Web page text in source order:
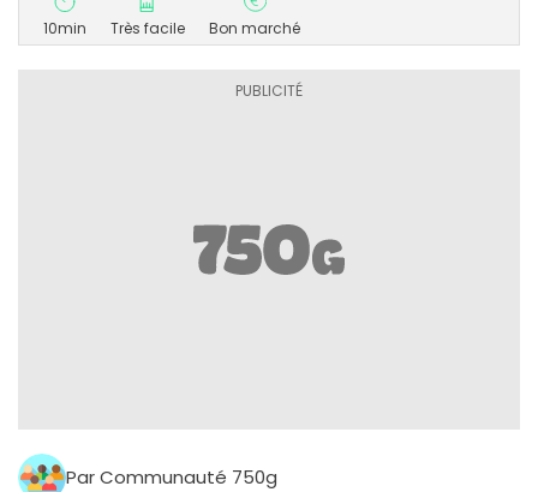
10min Très facile Bon marché
Par Communauté 750g